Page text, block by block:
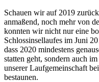
Schauen wir auf 2019
anmaßend, noch mehr von
konnten wir nicht nur eine
Schlossinsellaufes im Juni
dass 2020 mindestens
statten geht, sondern auch
unserer Laufgemeinschaft
bestaunen.